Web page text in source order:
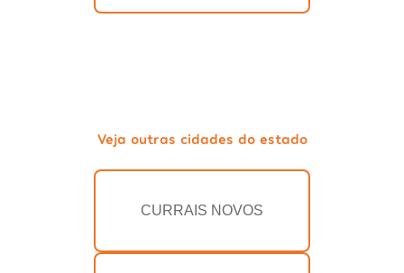
Veja outras cidades do estado
CURRAIS NOVOS